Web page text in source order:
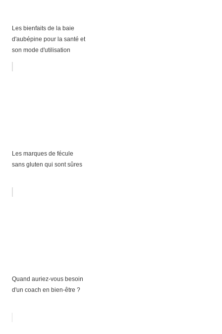
Les bienfaits de la baie
d'aubépine pour la santé et
son mode d'utilisation
Les marques de fécule
sans gluten qui sont sûres
Quand auriez-vous besoin
d'un coach en bien-être ?